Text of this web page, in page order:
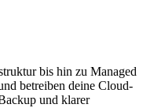
bis hin zu Managed
betreiben deine Cloud-
und klarer